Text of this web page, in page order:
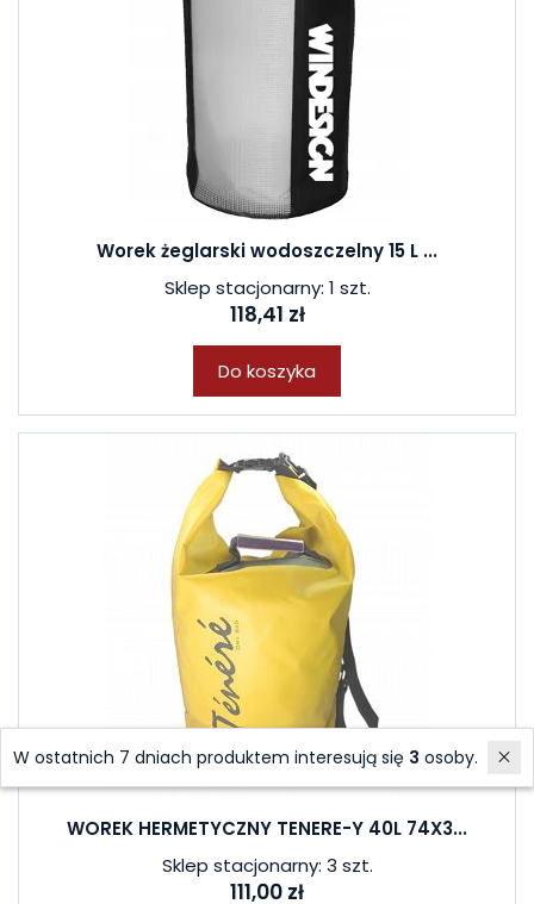
Worek żeglarski wodoszczelny 15 L ...
Sklep stacjonarny: 1 szt.
118,41 zł
Do koszyka
WOREK HERMETYCZNY TENERE-Y 40L 74X3...
Sklep stacjonarny: 3 szt.
111,00 zł
W ostatnich 7 dniach produktem interesują się 3 osoby.